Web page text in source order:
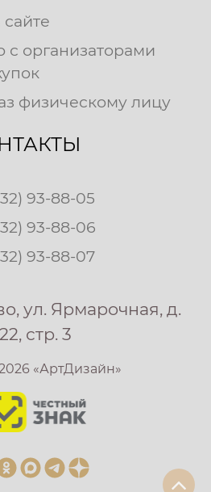
с организаторами
физическому лицу
93-88-05
93-88-06
93-88-07
ул. Ярмарочная, д.
стр. 3
«АртДизайн»